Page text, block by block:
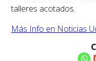
talleres acotados.
Más Info en Noticias